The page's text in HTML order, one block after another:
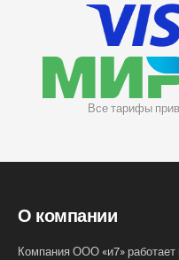
Все тарифы
О компании
Компания ООО «и7»